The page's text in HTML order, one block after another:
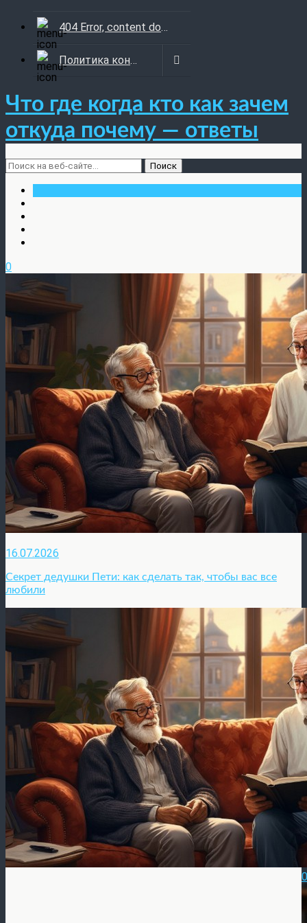
404 Error, content does not exist anymore
Политика конфиденциальности
Что где когда кто как зачем
откуда почему — ответы
0
16.07.2026
Секрет дедушки Пети: как сделать так, чтобы вас все
любили
0